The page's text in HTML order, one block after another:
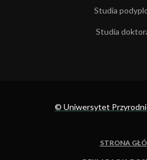
Studia
Studia
© Uniwersytet
STRONA